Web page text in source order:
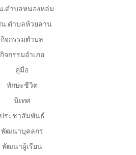
.ตำบลหนองหล่ม
.ตำบลห้วยลาน
กิจกรรมตำบล
กิจกรรมอำเภอ
คู่มือ
ทักษะชีวิต
นิเทศ
ประชาสัมพันธ์
พัฒนาบุคลกร
พัฒนาผู้เรียน